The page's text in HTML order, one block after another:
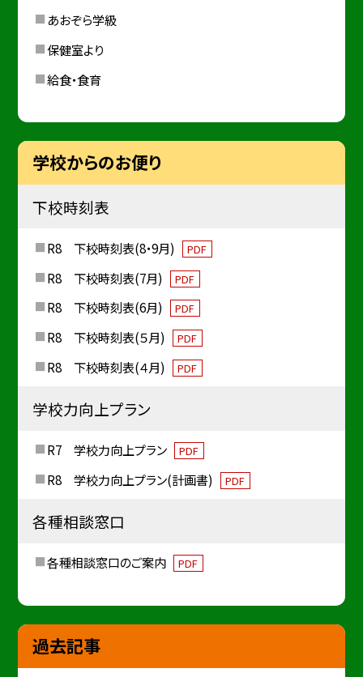
あおぞら学級
保健室より
給食・食育
学校からのお便り
下校時刻表
R8 下校時刻表(8・9月) PDF
R8 下校時刻表(7月) PDF
R8 下校時刻表(6月) PDF
R8 下校時刻表(５月) PDF
R8 下校時刻表(４月) PDF
学校力向上プラン
R7 学校力向上プラン PDF
R8 学校力向上プラン(計画書) PDF
各種相談窓口
各種相談窓口のご案内 PDF
過去記事